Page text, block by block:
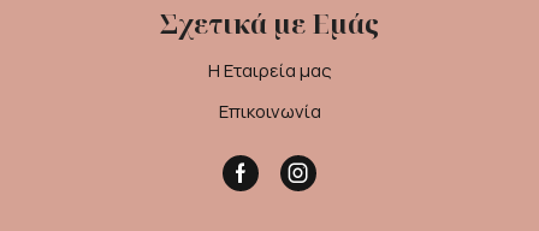
Σχετικά με Εμάς
Η Εταιρεία μας
Επικοινωνία
FacebookInstagram